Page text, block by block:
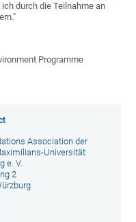
durch die Teilnahme an
Programme
Association der
Universität
e. V.
2